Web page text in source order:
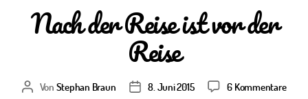
Nach der Reise ist vor der
Reise
Beitragsautor
Von Stephan Braun Veröffentlichungsdatum
8. Juni 2015 6 Kommentarezu